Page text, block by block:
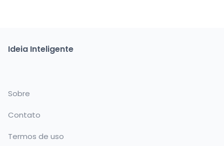
Ideia Inteligente
Sobre
Contato
Termos de uso